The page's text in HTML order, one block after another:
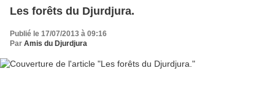
Les forêts du Djurdjura.
Publié le 17/07/2013 à 09:16
Par Amis du Djurdjura